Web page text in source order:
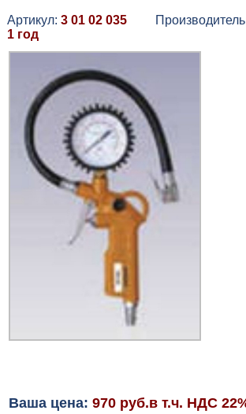
Артикул: 3 01 02 035
1 год
Ваша цена: 970 руб.в т.ч. НДС